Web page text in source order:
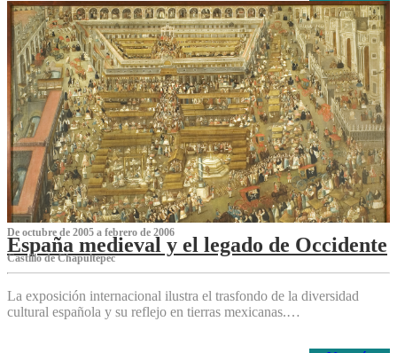
De octubre de 2005 a febrero de 2006
España medieval y el legado de Occidente
Castillo de Chapultepec
La exposición internacional ilustra el trasfondo de la diversidad
cultural española y su reflejo en tierras mexicanas.…